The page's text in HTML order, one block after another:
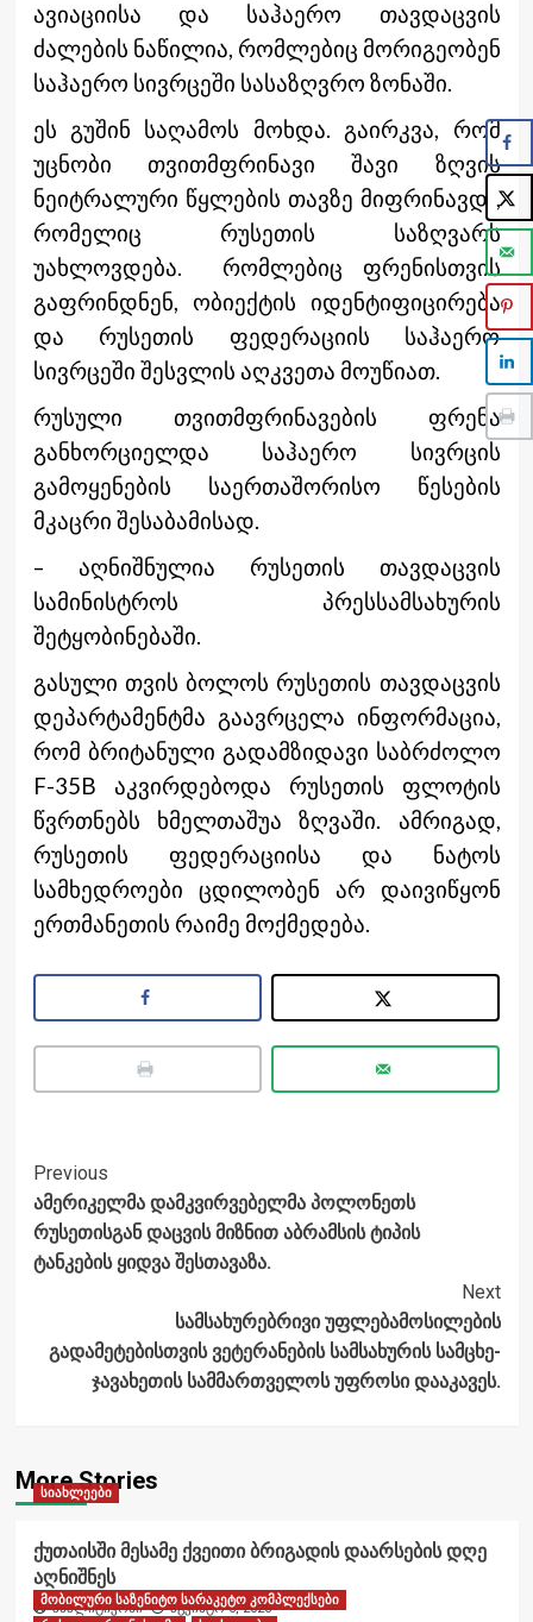
ავიაციისა და საჰაერო თავდაცვის
ძალების ნაწილია, რომლებიც მორიგეობენ
საჰაერო სივრცეში სასაზღვრო ზონაში.
ეს გუშინ საღამოს მოხდა. გაირკვა, რომ
უცნობი თვითმფრინავი შავი ზღვის
ნეიტრალური წყლების თავზე მიფრინავდ ,
რომელიც რუსეთის საზღვარს
უახლოვდება. რომლებიც ფრენისთვის
გაფრინდნენ, ობიექტის იდენტიფიცირება
და რუსეთის ფედერაციის საჰაერო
სივრცეში შესვლის აღკვეთა მოუწიათ.
რუსული თვითმფრინავების ფრენა
განხორციელდა საჰაერო სივრცის
გამოყენების საერთაშორისო წესების
მკაცრი შესაბამისად.
– აღნიშნულია რუსეთის თავდაცვის
სამინისტროს პრესსამსახურის
შეტყობინებაში.
გასული თვის ბოლოს რუსეთის თავდაცვის
დეპარტამენტმა გაავრცელა ინფორმაცია,
რომ ბრიტანული გადამზიდავი საბრძოლო
F-35B აკვირდებოდა რუსეთის ფლოტის
წვრთნებს ხმელთაშუა ზღვაში. ამრიგად,
რუსეთის ფედერაციისა და ნატოს
სამხედროები ცდილობენ არ დაივიწყონ
ერთმანეთის რაიმე მოქმედება.
Post
Navigation
Previous
ამერიკელმა დამკვირვებელმა პოლონეთს
რუსეთისგან დაცვის მიზნით აბრამსის ტიპის
ტანკების ყიდვა შესთავაზა.
Next
სამსახურებრივი უფლებამოსილების
გადამეტებისთვის ვეტერანების სამსახურის სამცხე-
ჯავახეთის სამმართველოს უფროსი დააკავეს.
More Stories
სიახლეები
ქუთაისში მესამე ქვეითი ბრიგადის დაარსების დღე
აღნიშნეს
ანალიტიკოსი აგვისტო 6, 2026
მობილური საზენიტო სარაკეტო კომპლექსები